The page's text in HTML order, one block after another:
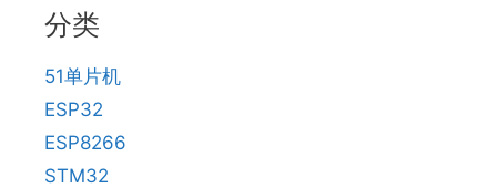
分类
51单片机
ESP32
ESP8266
STM32